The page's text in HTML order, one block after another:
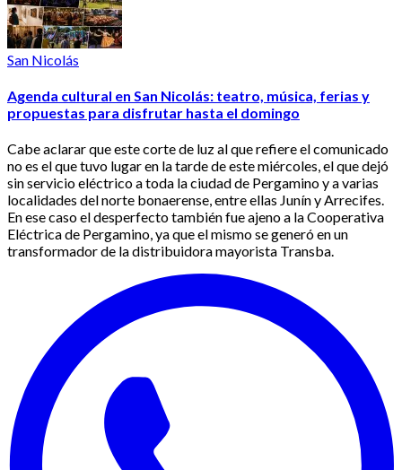
San Nicolás
Agenda cultural en San Nicolás: teatro, música, ferias y
propuestas para disfrutar hasta el domingo
Cabe aclarar que este corte de luz al que refiere el comunicado
no es el que tuvo lugar en la tarde de este miércoles, el que dejó
sin servicio eléctrico a toda la ciudad de Pergamino y a varias
localidades del norte bonaerense, entre ellas Junín y Arrecifes.
En ese caso el desperfecto también fue ajeno a la Cooperativa
Eléctrica de Pergamino, ya que el mismo se generó en un
transformador de la distribuidora mayorista Transba.